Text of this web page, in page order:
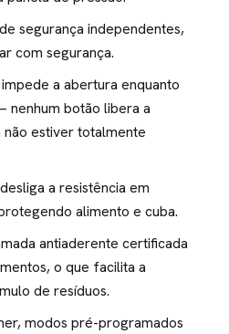
segurança independentes,
com segurança.
a abertura enquanto
nenhum botão libera a
estiver totalmente
a resistência em
alimento e cuba.
antiaderente certificada
o que facilita a
de resíduos.
modos pré-programados